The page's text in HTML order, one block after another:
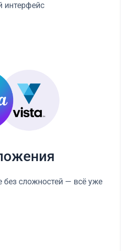
интерфейс
сложностей — всё уже